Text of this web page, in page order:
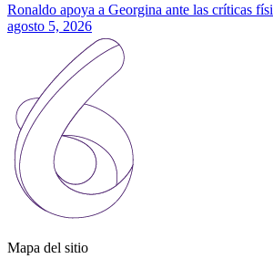
Ronaldo apoya a Georgina ante las críticas
agosto 5, 2026
Mapa del sitio